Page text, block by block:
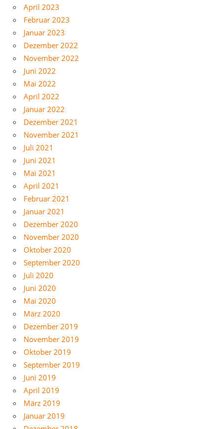
April 2023
Februar 2023
Januar 2023
Dezember 2022
November 2022
Juni 2022
Mai 2022
April 2022
Januar 2022
Dezember 2021
November 2021
Juli 2021
Juni 2021
Mai 2021
April 2021
Februar 2021
Januar 2021
Dezember 2020
November 2020
Oktober 2020
September 2020
Juli 2020
Juni 2020
Mai 2020
März 2020
Dezember 2019
November 2019
Oktober 2019
September 2019
Juni 2019
April 2019
März 2019
Januar 2019